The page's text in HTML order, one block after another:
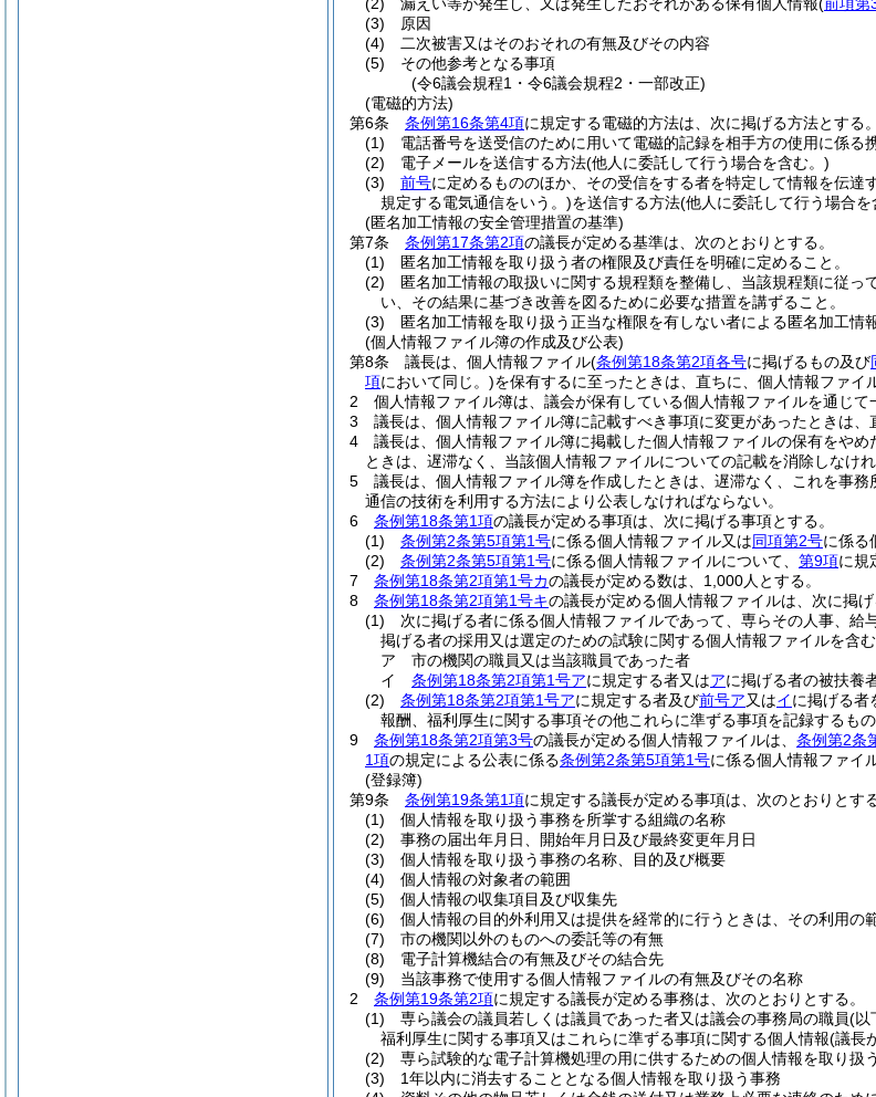
(3)
原因
(4)
二次被害又はそのおそれの有無及びその内容
(5)
その他参考となる事項
(令6議会規程1・令6議会規程2・一部改正)
(電磁的方法)
第6条
条例第16条第4項に規定する電磁的方法は、次に掲げる方法とする。
(1)
電話番号を送受信のために用いて電磁的記録を相手方の使用に係る
(2)
電子メールを送信する方法(他人に委託して行う場合を含む。)
(3)
前号に定めるもののほか、その受信をする者を特定して情報を伝達
規定する電気通信をいう。)を送信する方法(他人に委託して行う場合を
(匿名加工情報の安全管理措置の基準)
第7条
条例第17条第2項の議長が定める基準は、次のとおりとする。
(1)
匿名加工情報を取り扱う者の権限及び責任を明確に定めること。
(2)
匿名加工情報の取扱いに関する規程類を整備し、当該規程類に従
い、その結果に基づき改善を図るために必要な措置を講ずること。
(3)
匿名加工情報を取り扱う正当な権限を有しない者による匿名加工情
(個人情報ファイル簿の作成及び公表)
第8条
議長は、個人情報ファイル(条例第18条第2項各号に掲げるもの及び
項において同じ。)を保有するに至ったときは、直ちに、個人情報ファイ
2
個人情報ファイル簿は、議会が保有している個人情報ファイルを通じて
3
議長は、個人情報ファイル簿に記載すべき事項に変更があったときは
4
議長は、個人情報ファイル簿に掲載した個人情報ファイルの保有をや
ときは、遅滞なく、当該個人情報ファイルについての記載を消除しなけれ
5
議長は、個人情報ファイル簿を作成したときは、遅滞なく、これを事
通信の技術を利用する方法により公表しなければならない。
6
条例第18条第1項の議長が定める事項は、次に掲げる事項とする。
(1)
条例第2条第5項第1号に係る個人情報ファイル又は同項第2号に係る
(2)
条例第2条第5項第1号に係る個人情報ファイルについて、 第9項に規
7
条例第18条第2項第1号カの議長が定める数は、1,000人とする。
8
条例第18条第2項第1号キの議長が定める個人情報ファイルは、次に掲げ
(1)
次に掲げる者に係る個人情報ファイルであって、専らその人事、
掲げる者の採用又は選定のための試験に関する個人情報ファイルを含
ア
市の機関の職員又は当該職員であった者
イ
条例第18条第2項第1号アに規定する者又はアに掲げる者の被扶養
(2)
条例第18条第2項第1号アに規定する者及び前号ア又はイに掲げる者
報酬、福利厚生に関する事項その他これらに準ずる事項を記録するもの
9
条例第18条第2項第3号の議長が定める個人情報ファイルは、 条例第2条
1項の規定による公表に係る条例第2条第5項第1号に係る個人情報ファイ
(登録簿)
第9条
条例第19条第1項に規定する議長が定める事項は、次のとおりとする
(1)
個人情報を取り扱う事務を所掌する組織の名称
(2)
事務の届出年月日、開始年月日及び最終変更年月日
(3)
個人情報を取り扱う事務の名称、目的及び概要
(4)
個人情報の対象者の範囲
(5)
個人情報の収集項目及び収集先
(6)
個人情報の目的外利用又は提供を経常的に行うときは、その利用の
(7)
市の機関以外のものへの委託等の有無
(8)
電子計算機結合の有無及びその結合先
(9)
当該事務で使用する個人情報ファイルの有無及びその名称
2
条例第19条第2項に規定する議長が定める事務は、次のとおりとする。
(1)
専ら議会の議員若しくは議員であった者又は議会の事務局の職員(以
福利厚生に関する事項又はこれらに準ずる事項に関する個人情報(議長
(2)
専ら試験的な電子計算機処理の用に供するための個人情報を取り扱
(3)
1年以内に消去することとなる個人情報を取り扱う事務